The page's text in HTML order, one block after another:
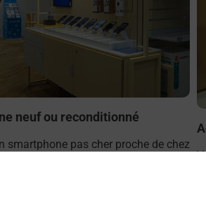
neuf ou reconditionné
smartphone pas cher proche de chez